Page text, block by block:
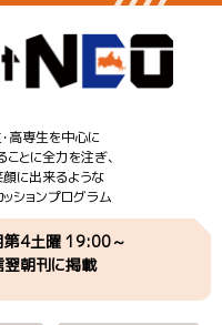
高専生を中心に
とに全力を注ぎ、
に出来るような
ションプログラム
第4土曜 19:00～
翌朝刊に掲載